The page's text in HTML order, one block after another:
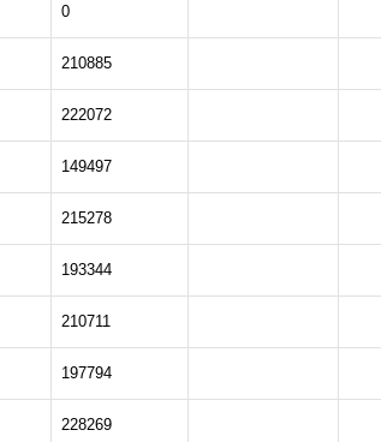
0
210885
222072
149497
215278
193344
210711
197794
228269